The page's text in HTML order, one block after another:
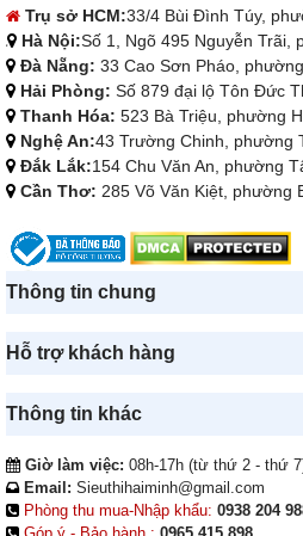
Trụ sở HCM:33/4 Bùi Đình Túy,
Hà Nội:Số 1, Ngõ 495 Nguyễn Trãi,
Đà Nẵng: 33 Cao Sơn Pháo,
Hải Phòng: Số 879 đại lộ Tôn Đức
Thanh Hóa: 523 Bà Triệu, phường
Nghệ An:43 Trường Chinh, phường
Đắk Lắk:154 Chu Văn An, phường
Cần Thơ: 285 Võ Văn Kiệt, phường
Thông tin chung
Hỗ trợ khách hàng
Thông tin khác
Giờ làm việc: 08h-17h (từ thứ 2 - thứ
Email: Sieuthihaiminh@gmail.com
Phòng thu mua-Nhập khẩu: 0938 204